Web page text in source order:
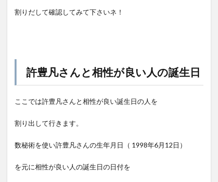
割りだして確認してみて下さいネ！
許豊凡さんと相性が良い人の誕生日
ここでは許豊凡さんと相性が良い誕生日の人を
割り出して行きます。
数秘術を使い許豊凡さんの生年月日（ 1998年6月12日 ）
を元に相性が良い人の誕生日の日付を